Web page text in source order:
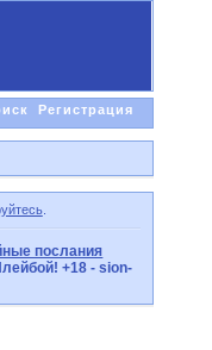
Регистрация
.
послания
+18 - sion-